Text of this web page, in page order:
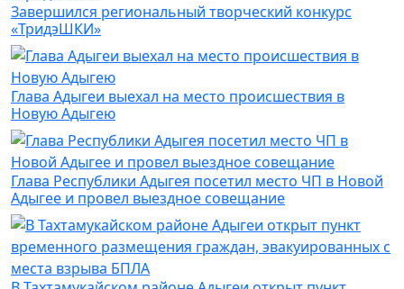
Завершился региональный творческий конкурс
«ТридэШКИ»
Глава Адыгеи выехал на место происшествия в
Новую Адыгею
Глава Республики Адыгея посетил место ЧП в Новой
Адыгее и провел выездное совещание